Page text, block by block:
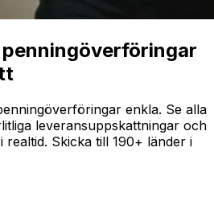
enkla. Se alla
leveransuppskattningar och
Skicka till 190+ länder i